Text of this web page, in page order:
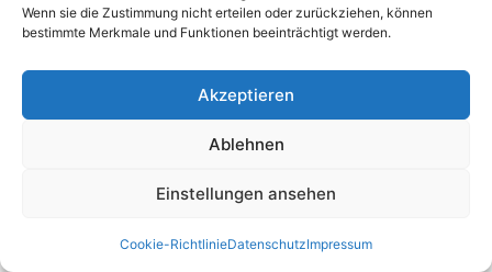
Wenn sie die Zustimmung nicht erteilen oder zurückziehen, können
bestimmte Merkmale und Funktionen beeinträchtigt werden.
Akzeptieren
Ablehnen
Einstellungen ansehen
Cookie-RichtlinieDatenschutzImpressum
Darüber hinaus ermöglichen Elektrokontrolldienste
tragen somit zur Kosteneinsparung bei.
Ein zuverlässiger Elektrokontrolldienst in Birsfelden
sorgt dafür, dass alle elektrischen Anlagen den
ordnungsgemäß funktionieren.
2. Wie oft sollten